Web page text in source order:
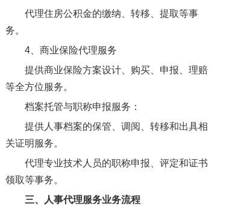
代理住房公积金的缴纳、转移、提取等事
务。
4、商业保险代理服务
提供商业保险方案设计、购买、申报、理赔
等全方位服务。
档案托管与职称申报服务：
提供人事档案的保管、调阅、转移和出具相
关证明服务。
代理专业技术人员的职称申报、评定和证书
领取等事务。
三、人事代理服务业务流程